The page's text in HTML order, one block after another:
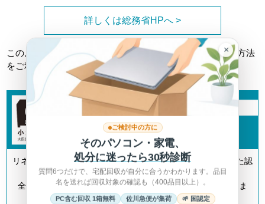
詳しくは総務省HPへ >
このようなトラブルに巻き込まれない為にも、正しい回収方法
をご利用ください。
リネットジャパンは「小型家電リサイクル法」の認定を受けた認
定事業者です。
全国700以上の自治体とも連携してリサイクルを推進していま
す。
×
ご検討中の方に
そのパソコン・家電、
処分に迷ったら30秒診断
質問6つだけで、宅配回収が自分に合うかわかります。品目
名を送れば回収対象の確認も（400品目以上）。
PC含む回収 1箱無料 佐川急便が集荷 🌱 国認定